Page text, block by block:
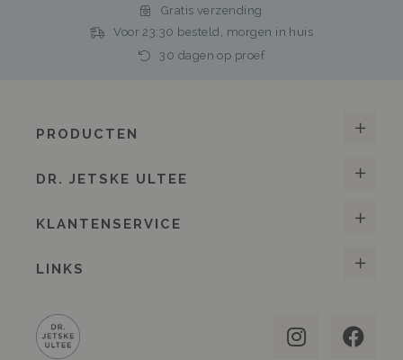
Gratis verzending
Voor 23:30 besteld, morgen in huis
30 dagen op proef
PRODUCTEN
DR. JETSKE ULTEE
KLANTENSERVICE
LINKS